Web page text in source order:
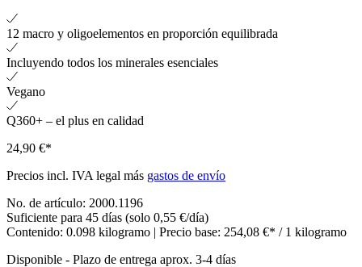
12 macro y oligoelementos en proporción equilibrada
Incluyendo todos los minerales esenciales
Vegano
Q360+ – el plus en calidad
24,90 €*
Precios incl. IVA legal más gastos de envío
No. de artículo: 2000.1196
Suficiente para 45 días (solo 0,55 €/día)
Contenido: 0.098 kilogramo | Precio base: 254,08 €* / 1 kilogramo
Disponible - Plazo de entrega aprox. 3-4 días